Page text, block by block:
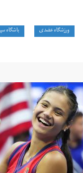
ورزشگاه عضدی باشگاه